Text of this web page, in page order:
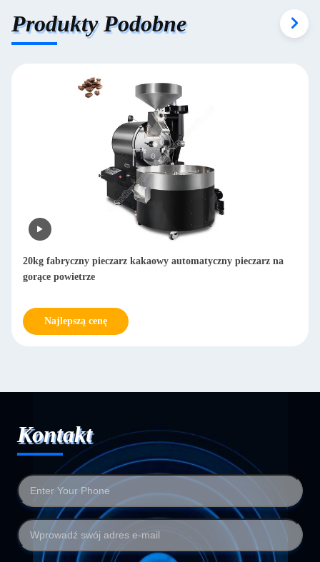
Produkty Podobne
Wielofunkcyjna suszona maszyna do łupania ziaren kawy
Arabica Huller Maszyna do kawy 800 kg/h
Najlepszą cenę
Kontakt